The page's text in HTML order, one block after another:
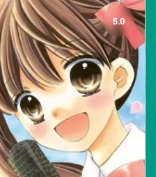
5.0